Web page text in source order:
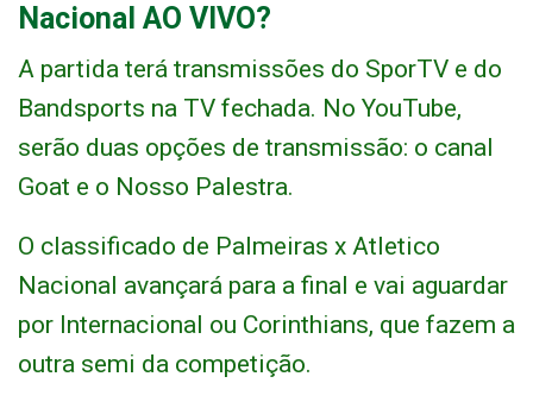
Nacional AO VIVO?
A partida terá transmissões do SporTV e do
Bandsports na TV fechada. No YouTube,
serão duas opções de transmissão: o canal
Goat e o Nosso Palestra.
O classificado de Palmeiras x Atletico
Nacional avançará para a final e vai aguardar
por Internacional ou Corinthians, que fazem a
outra semi da competição.